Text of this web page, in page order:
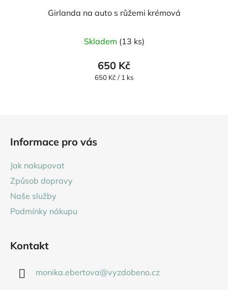
Girlanda na auto s růžemi krémová
Skladem (13 ks)
650 Kč
Měrná
650 Kč / 1 ks
Informace pro vás
Jak nakupovat
Způsob dopravy
Naše služby
Podmínky nákupu
Kontakt
monika.ebertova@vyzdobeno.cz